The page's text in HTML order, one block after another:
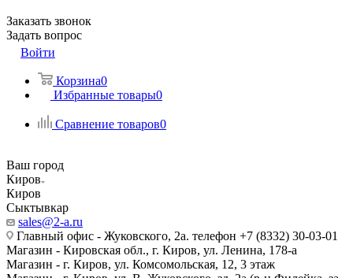
Заказать звонок
Задать вопрос
Войти
Корзина0
Избранные товары0
Сравнение товаров0
Ваш город
Киров
Киров
Сыктывкар
sales@2-a.ru
Главный офис - Жуковского, 2а. телефон +7 (8332) 30-03-01
Магазин - Кировская обл., г. Киров, ул. Ленина, 178-а
Магазин - г. Киров, ул. Комсомольская, 12, 3 этаж